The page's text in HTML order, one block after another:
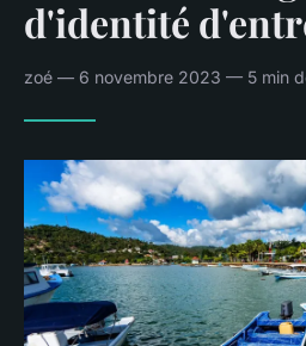
d'identité
zoé — 6 novembre 2023 — 5 min